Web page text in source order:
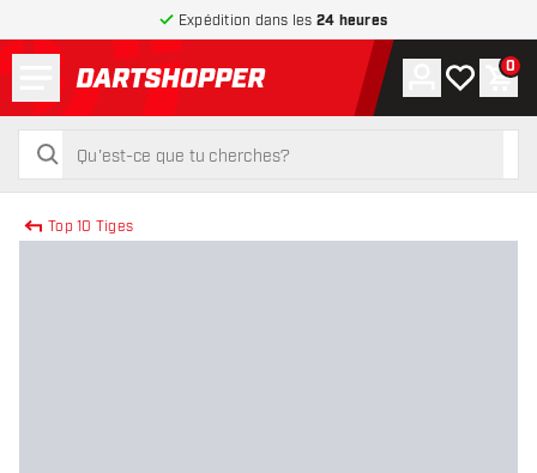
Expédition dans les 24 heures
retour à la page d’accueil
rechercher
rechercher
Compte
Ma liste0
Top 10 Tiges